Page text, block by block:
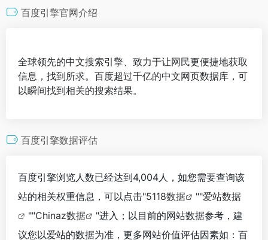
百度引擎官网介绍
全球领先的中文搜索引擎、致力于让网民更便捷地获取
信息，找到所求。百度超过千亿的中文网页数据库，可
以瞬间找到相关的搜索结果。
百度引擎数据评估
百度引擎浏览人数已经达到4,004人，如您需要查询该
站的相关权重信息，可以点击"5118数据 ""爱站数据
""Chinaz数据
"进入；以目前的网站数据参考，建
议您以爱站的数据为准，更多网站价值评估因素如：百